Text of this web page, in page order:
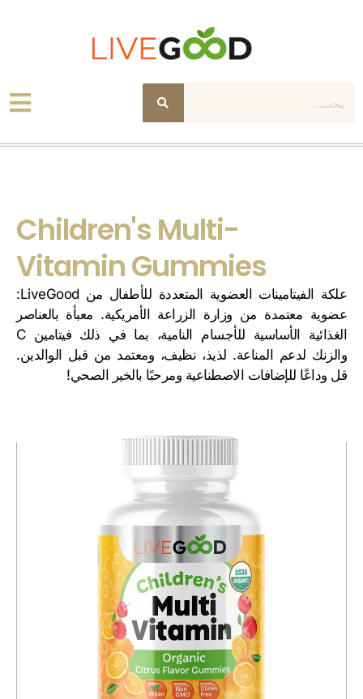
يبحث
Children's Multi-
Vitamin Gummies
علكة الفيتامينات العضوية المتعددة للأطفال من LiveGood:
عضوية معتمدة من وزارة الزراعة الأمريكية. معبأة بالعناصر
الغذائية الأساسية للأجسام النامية، بما في ذلك فيتامين C
والزنك لدعم المناعة. لذيذ، نظيف، ومعتمد من قبل الوالدين.
قل وداعًا للإضافات الاصطناعية ومرحبًا بالخير الصحي!